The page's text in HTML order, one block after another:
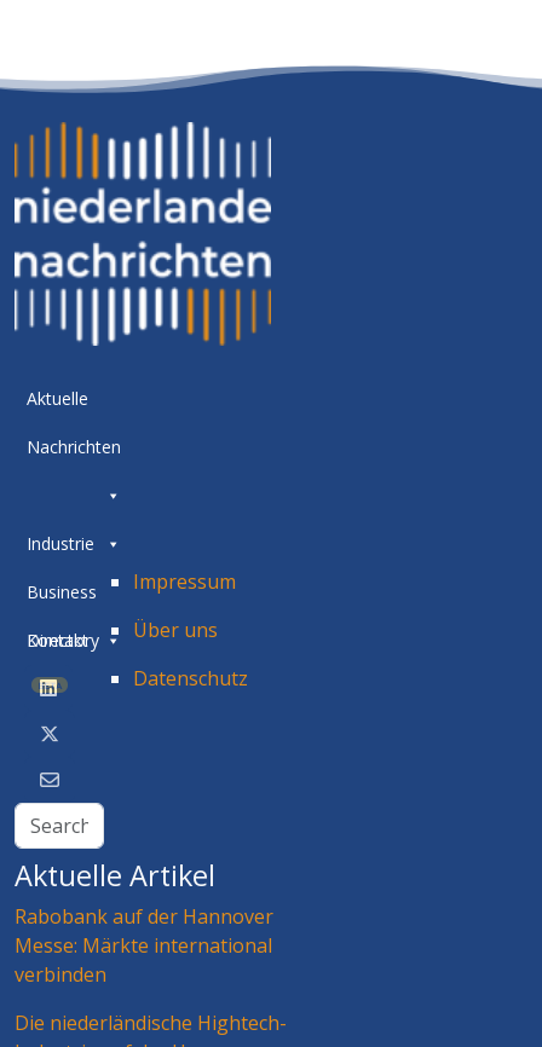
Aktuelle
Nachrichten
Industrie
Business
Directory
BETA
Kontakt
Impressum
Über uns
Datenschutz
Aktuelle Artikel
Rabobank auf der Hannover
Messe: Märkte international
verbinden
Die niederländische Hightech-